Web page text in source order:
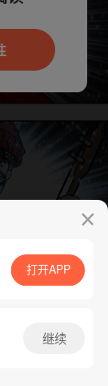
App免费看
打开APP
继续
新用